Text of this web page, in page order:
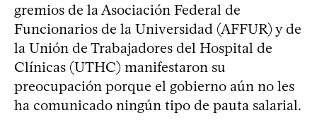
gremios de la Asociación Federal de
Funcionarios de la Universidad (AFFUR) y de
la Unión de Trabajadores del Hospital de
Clínicas (UTHC) manifestaron su
preocupación porque el gobierno aún no les
ha comunicado ningún tipo de pauta salarial.